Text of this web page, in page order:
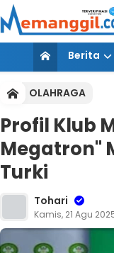
Berita
OLAHRAGA
Profil Klub
Megatron"
Turki
Tohari
Kamis, 21 Agu